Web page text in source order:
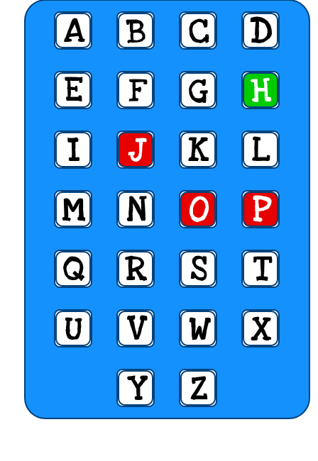
A B C
D
E
F G
H
I
J K
L
M
N O
P
Q
R S
T
U
V W
X
Y
Z